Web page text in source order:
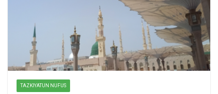
TAZKIYATUN NUFUS